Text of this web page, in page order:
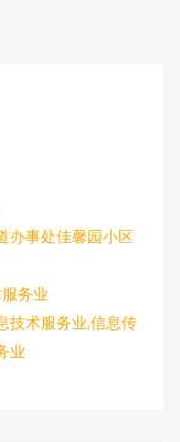
办事处佳馨园小区
务业
技术服务业,信息传
业